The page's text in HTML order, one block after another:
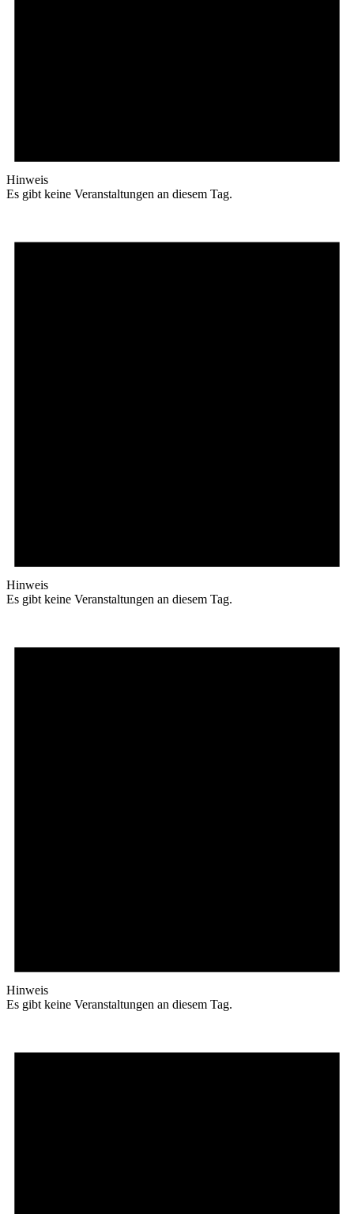
Hinweis
Es gibt keine Veranstaltungen an diesem Tag.
Hinweis
Es gibt keine Veranstaltungen an diesem Tag.
Hinweis
Es gibt keine Veranstaltungen an diesem Tag.